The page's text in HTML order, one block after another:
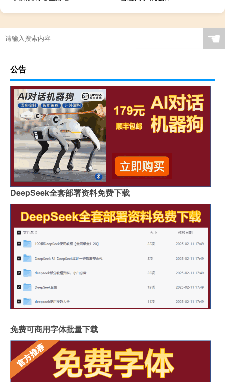
☚
公告
DeepSeek全套部署资料免费下载
免费可商用字体批量下载